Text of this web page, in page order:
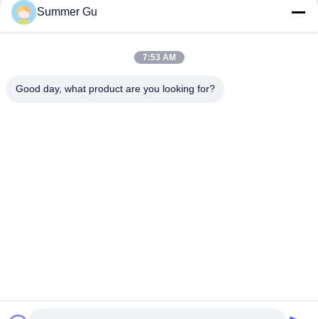
Poignées en plastique de cercueil
Summer Gu
7:53 AM
Good day, what product are you looking for?